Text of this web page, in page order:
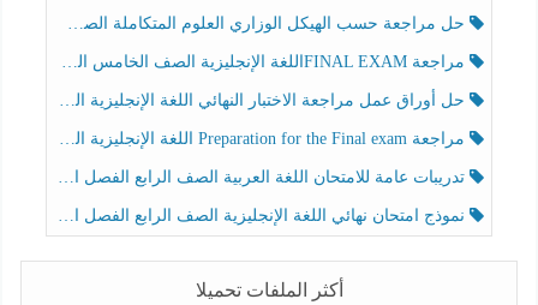
حل مراجعة حسب الهيكل الوزاري العلوم المتكاملة الصف الخامس عام الفصل الثالث
مراجعة FINAL EXAMاللغة الإنجليزية الصف الخامس الفصل الثالث
حل أوراق عمل مراجعة الاختبار النهائي اللغة الإنجليزية الصف الرابع الفصل الثالث
مراجعة Preparation for the Final exam اللغة الإنجليزية الصف الرابع الفصل الثالث
تدريبات عامة للامتحان اللغة العربية الصف الرابع الفصل الثالث
نموذج امتحان نهائي اللغة الإنجليزية الصف الرابع الفصل الثالث
أكثر الملفات تحميلا